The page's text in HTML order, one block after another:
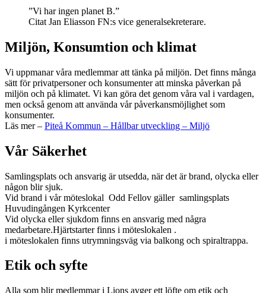
”Vi har ingen planet B.”
Citat Jan Eliasson FN:s vice generalsekreterare.
Miljön, Konsumtion och klimat
Vi uppmanar våra medlemmar att tänka på miljön. Det finns många
sätt för privatpersoner och konsumenter att minska påverkan på
miljön och på klimatet. Vi kan göra det genom våra val i vardagen,
men också genom att använda vår påverkansmöjlighet som
konsumenter.
Läs mer – Piteå Kommun – Hållbar utveckling – Miljö
Vår Säkerhet
Samlingsplats och ansvarig är utsedda, när det är brand, olycka eller
någon blir sjuk.
Vid brand i vår möteslokal Odd Fellov gäller samlingsplats
Huvudingången Kyrkcenter
Vid olycka eller sjukdom finns en ansvarig med några
medarbetare.Hjärtstarter finns i möteslokalen .
i möteslokalen finns utrymningsväg via balkong och spiraltrappa.
Etik och syfte
Alla som blir medlemmar i Lions avger ett löfte om etik och